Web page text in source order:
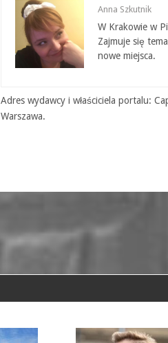
Anna Szkutnik
W Krakowie w
Zajmuje się
nowe miejsca.
Adres wydawcy i właściciela portalu:
Warszawa.